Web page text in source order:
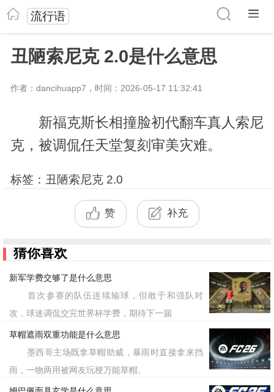
流行语
丑陋索尼克 2.0是什么意思
作者：dancihuapp7，时间：2026-05-17 11:32:41
新福克斯长相撞脸初代翻车真人索尼
克，被调侃任天堂复刻审美灾难。
标签：丑陋索尼克 2.0
赞 补充
猜你喜欢
新军学费交够了是什么意思
首次参赛的队伍连续输球，但敢于和强队对
攻，球迷调侃交完世界杯学费，期待下一届
草帽遮雨双重功能是什么意思
墨西哥主场既拿草帽助威，暴雨时直接拿来挡
雨，一物两用被网友玩梗万能草帽。